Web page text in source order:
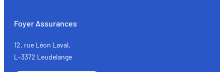
Foyer Assurances
12, rue Léon Laval,
L-3372 Leudelange